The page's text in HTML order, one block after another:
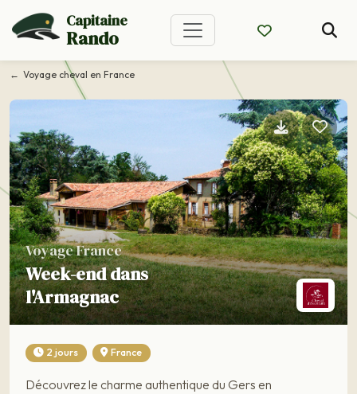
Capitaine
Rando
Voyage cheval en France
Voyage France
Week-end dans
l'Armagnac
2 jours France
Découvrez le charme authentique du Gers en